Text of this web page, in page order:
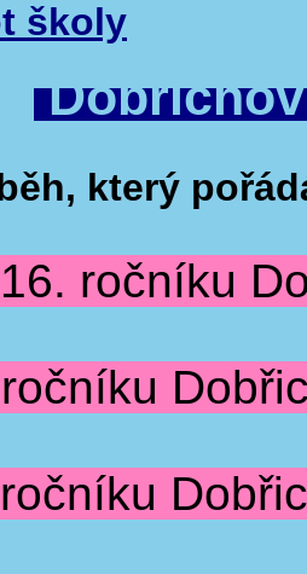
školy
který
16. ročníku